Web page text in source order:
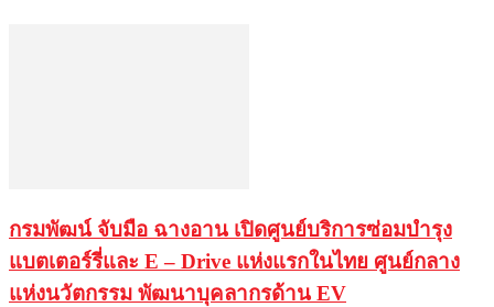
กรมพัฒน์ จับมือ ฉางอาน เปิดศูนย์บริการซ่อมบำรุง
แบตเตอร์รี่และ E – Drive แห่งแรกในไทย ศูนย์กลาง
แห่งนวัตกรรม พัฒนาบุคลากรด้าน EV